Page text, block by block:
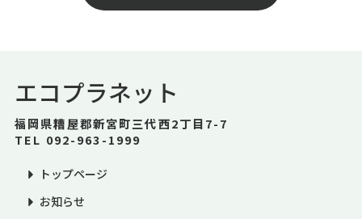
エコプラネット
福岡県糟屋郡新宮町三代西2丁目7-7
TEL 092-963-1999
トップページ
お知らせ